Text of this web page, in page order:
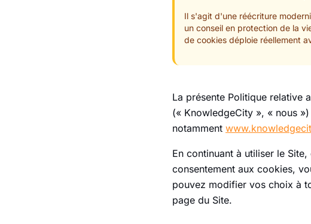
Il s'agit d'une réécriture
un conseil en protection de la
de cookies déploie réellement
La présente Politique relative
(« KnowledgeCity », « nous
notamment
En continuant à utiliser le
consentement aux cookies,
pouvez modifier vos choix à
page du Site.